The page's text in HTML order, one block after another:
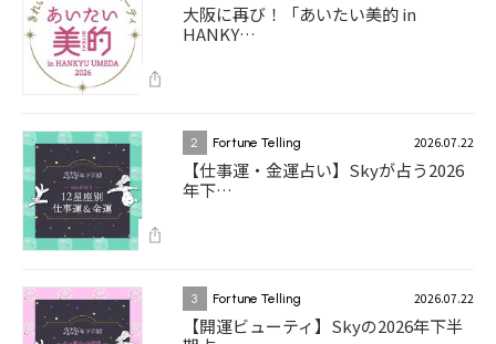
大阪に再び！「あいたい美的 in
HANKY…
2 Fortune Telling 2026.07.22
【仕事運・金運占い】Skyが占う2026
年下…
3 Fortune Telling 2026.07.22
【開運ビューティ】Skyの2026年下半